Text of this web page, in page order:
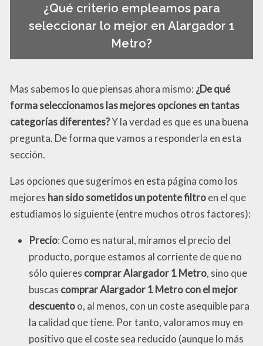
¿Qué criterio empleamos para
seleccionar lo mejor en Alargador 1
Metro?
Mas sabemos lo que piensas ahora mismo: ¿De qué
forma seleccionamos las mejores opciones en tantas
categorías diferentes?Y la verdad es que es una buena
pregunta. De forma que vamos a responderla en esta
sección.
Las opciones que sugerimos en esta página como los
mejores han sido sometidos un potente filtroen el que
estudiamos lo siguiente (entre muchos otros factores):
Precio: Como es natural, miramos el precio del
producto, porque estamos al corriente de que no
sólo quieres comprar Alargador 1 Metro, sino que
buscas comprar Alargador 1 Metro con el mejor
descuentoo, al menos, con un coste asequible para
la calidad que tiene. Por tanto, valoramos muy en
positivo que el coste sea reducido (aunque lo más